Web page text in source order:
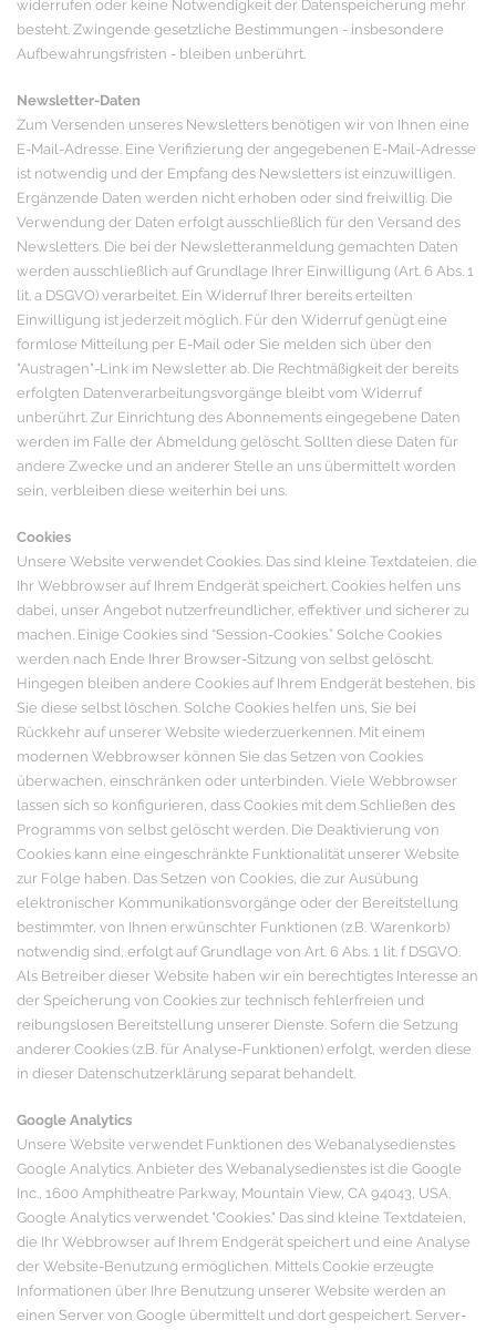
widerrufen oder keine Notwendigkeit der Datenspeicherung mehr
besteht. Zwingende gesetzliche Bestimmungen - insbesondere
Aufbewahrungsfristen - bleiben unberührt.
Newsletter-Daten
Zum Versenden unseres Newsletters benötigen wir von Ihnen eine
E-Mail-Adresse. Eine Verifizierung der angegebenen E-Mail-Adresse
ist notwendig und der Empfang des Newsletters ist einzuwilligen.
Ergänzende Daten werden nicht erhoben oder sind freiwillig. Die
Verwendung der Daten erfolgt ausschließlich für den Versand des
Newsletters. Die bei der Newsletteranmeldung gemachten Daten
werden ausschließlich auf Grundlage Ihrer Einwilligung (Art. 6 Abs. 1
lit. a DSGVO) verarbeitet. Ein Widerruf Ihrer bereits erteilten
Einwilligung ist jederzeit möglich. Für den Widerruf genügt eine
formlose Mitteilung per E-Mail oder Sie melden sich über den
"Austragen"-Link im Newsletter ab. Die Rechtmäßigkeit der bereits
erfolgten Datenverarbeitungsvorgänge bleibt vom Widerruf
unberührt. Zur Einrichtung des Abonnements eingegebene Daten
werden im Falle der Abmeldung gelöscht. Sollten diese Daten für
andere Zwecke und an anderer Stelle an uns übermittelt worden
sein, verbleiben diese weiterhin bei uns.
Cookies
Unsere Website verwendet Cookies. Das sind kleine Textdateien, die
Ihr Webbrowser auf Ihrem Endgerät speichert. Cookies helfen uns
dabei, unser Angebot nutzerfreundlicher, effektiver und sicherer zu
machen. Einige Cookies sind “Session-Cookies.” Solche Cookies
werden nach Ende Ihrer Browser-Sitzung von selbst gelöscht.
Hingegen bleiben andere Cookies auf Ihrem Endgerät bestehen, bis
Sie diese selbst löschen. Solche Cookies helfen uns, Sie bei
Rückkehr auf unserer Website wiederzuerkennen. Mit einem
modernen Webbrowser können Sie das Setzen von Cookies
überwachen, einschränken oder unterbinden. Viele Webbrowser
lassen sich so konfigurieren, dass Cookies mit dem Schließen des
Programms von selbst gelöscht werden. Die Deaktivierung von
Cookies kann eine eingeschränkte Funktionalität unserer Website
zur Folge haben. Das Setzen von Cookies, die zur Ausübung
elektronischer Kommunikationsvorgänge oder der Bereitstellung
bestimmter, von Ihnen erwünschter Funktionen (z.B. Warenkorb)
notwendig sind, erfolgt auf Grundlage von Art. 6 Abs. 1 lit. f DSGVO.
Als Betreiber dieser Website haben wir ein berechtigtes Interesse an
der Speicherung von Cookies zur technisch fehlerfreien und
reibungslosen Bereitstellung unserer Dienste. Sofern die Setzung
anderer Cookies (z.B. für Analyse-Funktionen) erfolgt, werden diese
in dieser Datenschutzerklärung separat behandelt.
Google Analytics
Unsere Website verwendet Funktionen des Webanalysedienstes
Google Analytics. Anbieter des Webanalysedienstes ist die Google
Inc., 1600 Amphitheatre Parkway, Mountain View, CA 94043, USA.
Google Analytics verwendet "Cookies." Das sind kleine Textdateien,
die Ihr Webbrowser auf Ihrem Endgerät speichert und eine Analyse
der Website-Benutzung ermöglichen. Mittels Cookie erzeugte
Informationen über Ihre Benutzung unserer Website werden an
einen Server von Google übermittelt und dort gespeichert. Server-